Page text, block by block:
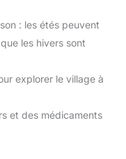
: les étés peuvent
les hivers sont
explorer le village à
et des médicaments